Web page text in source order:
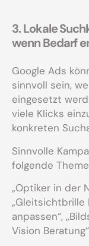
3. Lokale
wenn Bedarf
Google Ads
sinnvoll sein,
eingesetzt
viele Klicks
konkreten
Sinnvolle
folgende
„Optiker in der
„Gleitsichtbrille
anpassen“,
Vision